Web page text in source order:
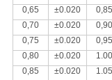
0,65
±0.020 0,85
0,70
±0.020 0,90
0,75
±0.020 0,95
0,80
±0.020 1.00
0,85
±0.020 1.05